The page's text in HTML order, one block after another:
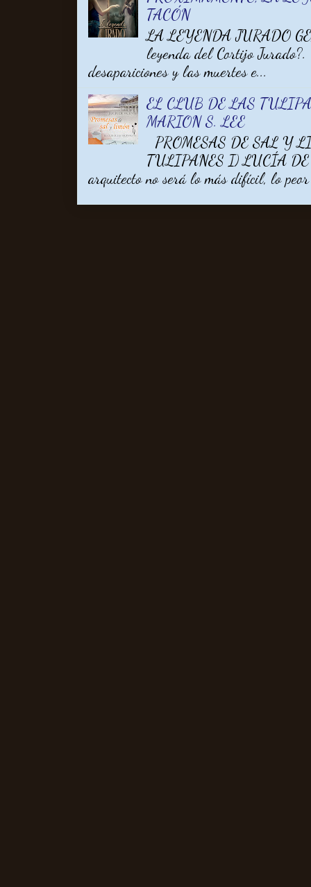
TACÓN
LA LEYENDA JURADO
leyenda del Cortijo
desapariciones y las muertes e...
EL CLUB DE LAS
MARION S. LEE
PROMESAS DE SAL Y
TULIPANES I) LUCÍA DE
arquitecto no será lo más difícil, lo